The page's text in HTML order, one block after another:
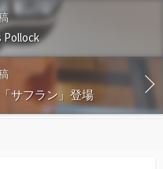
Pollock
サフラン」登場